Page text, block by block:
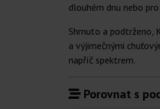
dlouhém dnu nebo
Shrnuto a podtrženo,
a výjimečnými
napříč spektrem.
Porovnat s